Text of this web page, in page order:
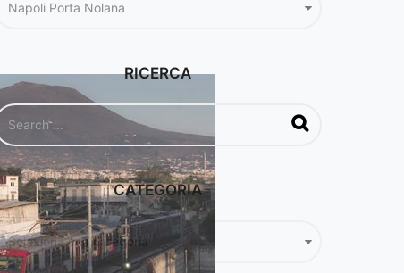
RICERCA
CATEGORIA